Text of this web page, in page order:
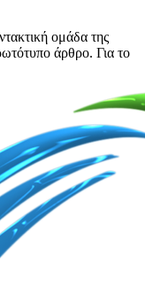
ομάδα της
άρθρο. Για το